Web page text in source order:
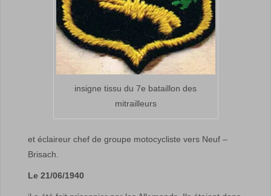
insigne tissu du 7e bataillon des
mitrailleurs
et éclaireur chef de groupe motocycliste vers Neuf –
Brisach.
Le 21/06/1940